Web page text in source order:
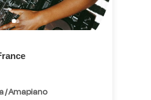
/ Amapiano